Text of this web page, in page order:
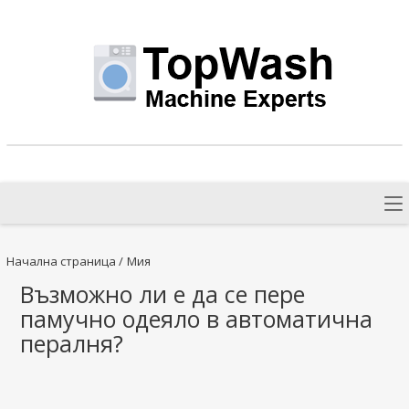
Начална страница / Мия
Възможно ли е да се пере
памучно одеяло в автоматична
пералня?